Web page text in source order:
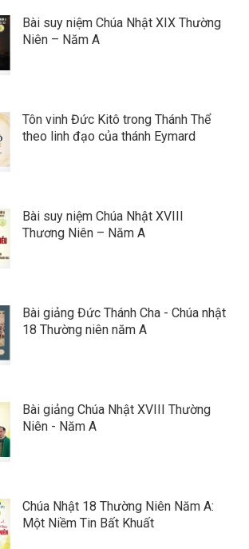
Bài suy niệm Chúa Nhật XIX Thường
Niên – Năm A
Tôn vinh Đức Kitô trong Thánh Thể
theo linh đạo của thánh Eymard
Bài suy niệm Chúa Nhật XVIII
Thương Niên – Năm A
Bài giảng Đức Thánh Cha - Chúa nhật
18 Thường niên năm A
Bài giảng Chúa Nhật XVIII Thường
Niên - Năm A
Chúa Nhật 18 Thường Niên Năm A:
Một Niềm Tin Bất Khuất